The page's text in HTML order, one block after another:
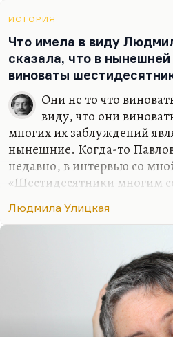
угодно. Хотя, может быть, я
недопонимаю. А больше
Кукоцкого». А больше всего
— вторую часть, вот эту
ИСТОРИЯ
Что имела в виду
сказала, что в
виноваты
Они не то что
виду, что они
многих их заблуждений
нынешние. Когда-то
недавно, в интервью со
«Шестидесятники многим
выяснилось, что именно
только гнить и
Шестидесятники
у них были некоторые
за что я Улицкую люблю?
и у неё антропологическое
социологическое.
Людмила Улицкая